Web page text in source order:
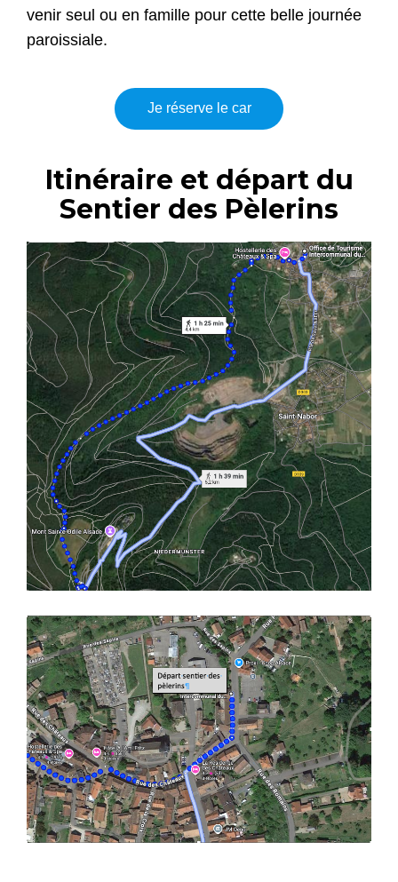
venir seul ou en famille pour cette belle journée
paroissiale.
Je réserve le car
Itinéraire et départ du
Sentier des Pèlerins